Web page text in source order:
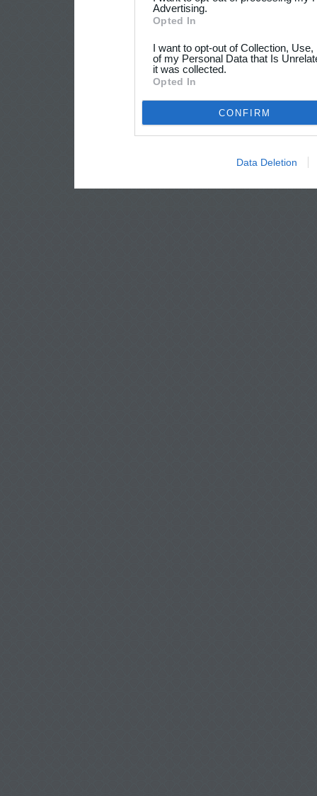
Advertising.
Opted In
I want to opt-out of Collection,
of my Personal Data that Is
it was collected.
Opted In
CONFIRM
Data Deletion